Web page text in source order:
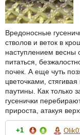
Вредоносные
стволов и веток в
наступлением весны
питаться,
почек. А еще чуть
цветочками,
паутины. Как только
гусенички
прироста, атакуя
+1